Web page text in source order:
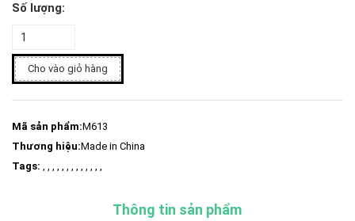
Số lượng:
Cho vào giỏ hàng
Mã sản phẩm:M613
Thương hiệu:Made in China
Tags: , , , , , , , , , , , , ,
Thông tin sản phẩm